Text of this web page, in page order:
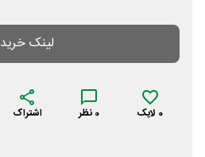
لینک خرید
0 لایک 0 نظر اشتراک